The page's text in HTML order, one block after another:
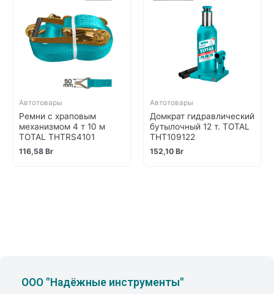
Автотовары
Ремни с храповым
механизмом 4 т 10 м
TOTAL THTRS4101
116,58 Br
Автотовары
Домкрат гидравлический
бутылочный 12 т. TOTAL
THT109122
152,10 Br
ООО "Надёжные инструменты"